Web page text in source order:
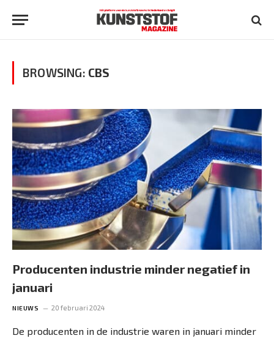
BROWSING: CBS
Producenten industrie minder negatief in
januari
NIEUWS 20 februari 2024
De producenten in de industrie waren in januari minder